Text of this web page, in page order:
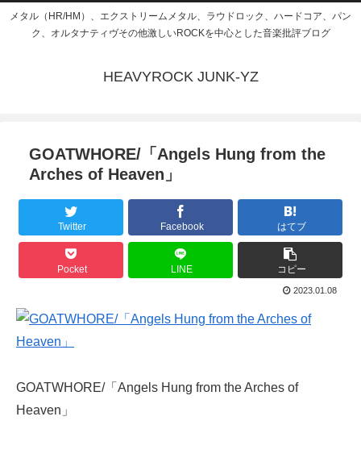
メタル（HR/HM）、エクストリームメタル、ラウドロック、ハードコア、パン
ク、オルタナティヴその他激しいROCKを中心とした音楽批評ブログ
HEAVYROCK JUNK-YZ
GOATWHORE/「Angels Hung from the
Arches of Heaven」
Twitter Facebook はてブ
Pocket LINE コピー
2023.01.08
GOATWHORE/「Angels Hung from the Arches of
Heaven」